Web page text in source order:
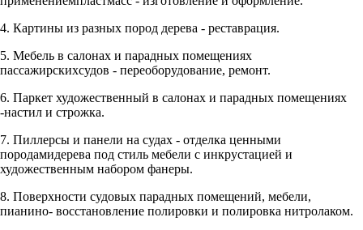
4. Картины из разных пород дерева - реставрация.
5. Мебель в салонах и парадных помещениях
пассажирскихсудов - переоборудование, ремонт.
6. Паркет художественный в салонах и парадных помещениях
-настил и строжка.
7. Пиллерсы и панели на судах - отделка ценными
породамидерева под стиль мебели с инкрустацией и
художественным набором фанеры.
8. Поверхности судовых парадных помещений, мебели,
пианино- восстановление полировки и полировка нитролаком.